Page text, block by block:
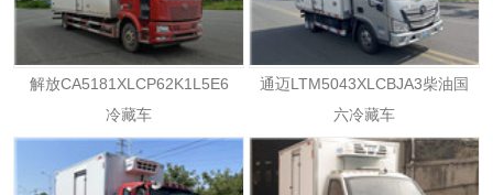
解放CA5181XLCP62K1L5E6
冷藏车
通迈LTM5043XLCBJA3柴油国
六冷藏车